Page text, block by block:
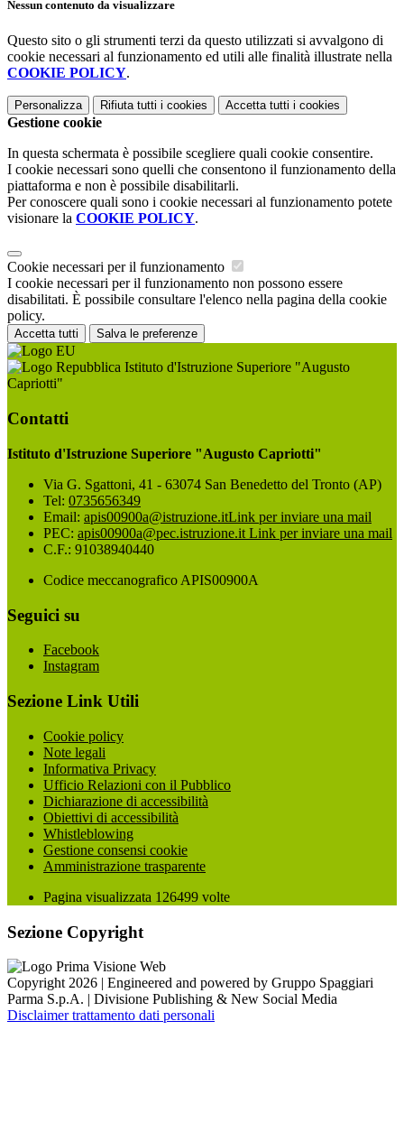
Nessun contenuto da visualizzare
Questo sito o gli strumenti terzi da questo utilizzati si avvalgono di
cookie necessari al funzionamento ed utili alle finalità illustrate nella
COOKIE POLICY.
Personalizza Rifiuta tutti i cookies Accetta tutti i cookies
Gestione cookie
In questa schermata è possibile scegliere quali cookie consentire.
I cookie necessari sono quelli che consentono il funzionamento della
piattaforma e non è possibile disabilitarli.
Per conoscere quali sono i cookie necessari al funzionamento potete
visionare la COOKIE POLICY.
Cookie necessari per il funzionamento
I cookie necessari per il funzionamento non possono essere
disabilitati. È possibile consultare l'elenco nella pagina della cookie
policy.
Accetta tutti Salva le preferenze
Istituto d'Istruzione Superiore "Augusto
Capriotti"
Contatti
Istituto d'Istruzione Superiore "Augusto Capriotti"
Via G. Sgattoni, 41 - 63074 San Benedetto del Tronto (AP)
Tel: 0735656349
Email: apis00900a@istruzione.itLink per inviare una mail
PEC: apis00900a@pec.istruzione.it Link per inviare una mail
C.F.: 91038940440
Codice meccanografico APIS00900A
Seguici su
Facebook
Instagram
Sezione Link Utili
Cookie policy
Note legali
Informativa Privacy
Ufficio Relazioni con il Pubblico
Dichiarazione di accessibilità
Obiettivi di accessibilità
Whistleblowing
Gestione consensi cookie
Amministrazione trasparente
Pagina visualizzata 126499 volte
Sezione Copyright
Copyright 2026 | Engineered and powered by Gruppo Spaggiari
Parma S.p.A. | Divisione Publishing & New Social Media
Disclaimer trattamento dati personali